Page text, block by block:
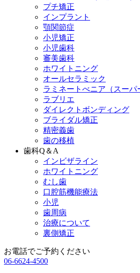
プチ矯正
インプラント
顎関節症
小児矯正
小児歯科
審美歯科
ホワイトニング
オールセラミック
ラミネートべニア （スーパ
ラブリエ
ダイレクトボンディング
ブライダル矯正
精密義歯
歯の移植
歯科Q＆A
インビザライン
ホワイトニング
むし歯
口腔筋機能療法
小児
歯周病
治療について
裏側矯正
お電話でご予約ください
06-6624-4500